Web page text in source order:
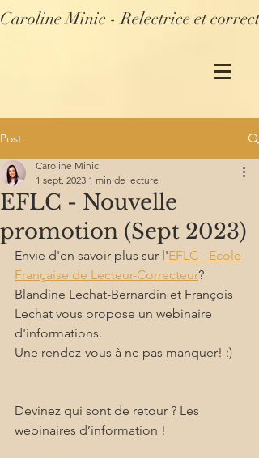
Caroline Minic - Relectrice et
Post
EFLC - Nouvelle
promotion (Sept 2023)
Caroline Minic
1 sept. 2023 1 min de lecture
Envie d'en savoir plus sur l'EFLC - Ecole
Française de Lecteur-Correcteur?
Blandine Lechat-Bernardin et François
Lechat vous propose un webinaire
d'informations.
Une rendez-vous à ne pas manquer! :)
Devinez qui sont de retour ? Les
webinaires d’information !